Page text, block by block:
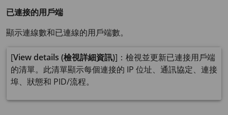
已連接的用戶端
顯示連線數和已連線的用戶端數。
[View details (檢視詳細資訊)]：檢視並更新已連接用戶端
的清單。此清單顯示每個連接的 IP 位址、通訊協定、連接
埠、狀態和 PID/流程。